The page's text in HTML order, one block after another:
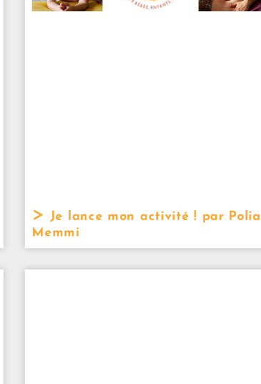
Je lance mon activité ! par Polia
Memmi